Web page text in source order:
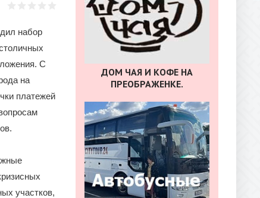
набор
С
на
платежей
участков,
ДОМ ЧАЯ И КОФЕ НА
ПРЕОБРАЖЕНКЕ.